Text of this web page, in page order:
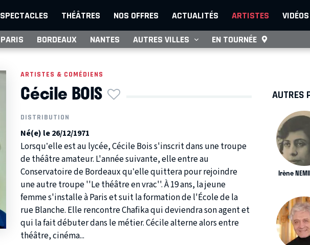
SPECTACLES THÉÂTRES NOS OFFRES ACTUALITÉS ARTISTES VIDÉOS
PARIS BORDEAUX NANTES AUTRES VILLES EN TOURNÉE
ARTISTES & COMÉDIENS
Cécile BOIS
DISTRIBUTION
Né(e) le 26/12/1971
Lorsqu’elle est au lycée, Cécile Bois s'inscrit dans une troupe
de théâtre amateur. L'année suivante, elle entre au
Conservatoire de Bordeaux qu’elle quittera pour rejoindre
une autre troupe ''Le théâtre en vrac''. À 19 ans, la jeune
femme s'installe à Paris et suit la formation de l'École de la
rue Blanche. Elle rencontre Chafika qui deviendra son agent et
qui la fait débuter dans le métier. Cécile alterne alors entre
théâtre, cinéma...
AUTRES
Irène